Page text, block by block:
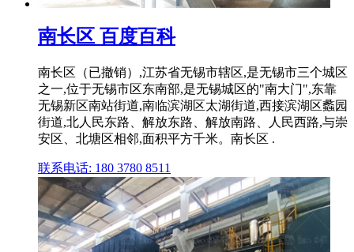
南长区 百度百科
南长区（已撤销）,江苏省无锡市辖区,是无锡市三个城区
之一,位于无锡市区东南部,是无锡城区的"南大门",东靠
无锡新区南站街道,南临滨湖区太湖街道,西接滨湖区蠡园
街道,北人民东路、解放东路、解放南路、人民西路,与崇
安区、北塘区相邻,面积平方千米。南长区 .
联系电话: 180 3780 8511